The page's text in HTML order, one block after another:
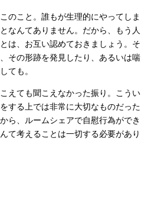
のこと。誰もが生理的にやってしま
なんてありません。だから、もう人
は、お互い認めておきましょう。そ
その形跡を発見したり、あるいは喘
ても。
えても聞こえなかった振り。こうい
する上では非常に大切なものだった
ら、ルームシェアで自慰行為ができ
て考えることは一切する必要があり